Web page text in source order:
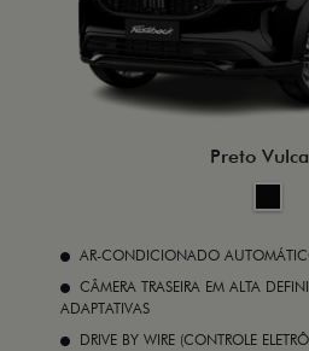
Preto
AR-CONDICIONADO
CÂMERA TRASEIRA EM ALTA
ADAPTATIVAS
DRIVE BY WIRE (CONTROLE